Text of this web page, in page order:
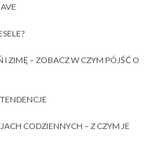
I ZIMĘ – ZOBACZ W CZYM PÓJŚĆ O
CODZIENNYCH – Z CZYM JE